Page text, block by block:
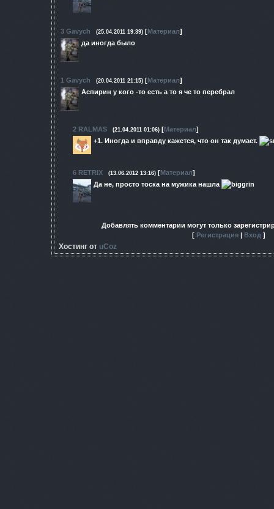
3 Gavych (25.04.2011 19:39) [Материал]
да иногда было
1 Gavych (20.04.2011 21:15) [Материал]
Аспирин у кого -то есть а то я че то перебрал
2 RALMAS (21.04.2011 01:06) [Материал]
+1. Иногда и вправду кажется, что он так думает.
6 RETRIX (13.06.2012 13:16) [Материал]
Да не, просто тоска на мужика нашла
Добавлять комментарии могут только
[ Регистрация Вход ]
Хостинг от uCoz